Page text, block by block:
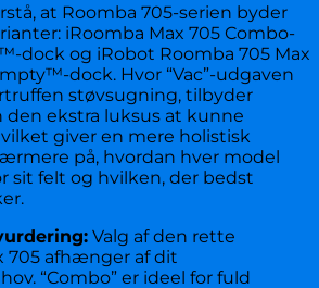
at Roomba 705-serien byder
iRoomba Max 705 Combo-
dock og iRobot Roomba 705 Max
dock. Hvor “Vac”-udgaven
støvsugning, tilbyder
den ekstra luksus at kunne
giver en mere holistisk
på, hvordan hver model
sit felt og hvilken, der bedst
Valg af den rette
705 afhænger af dit
“Combo” er ideel for fuld